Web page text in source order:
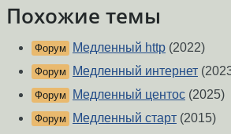
Похожие темы
Форум Медленный http (2022)
Форум Медленный интернет
Форум Медленный центос (2025)
Форум Медленный старт (2015)